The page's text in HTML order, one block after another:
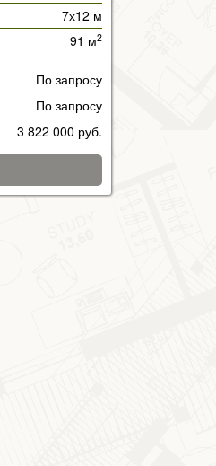
7х12 м
91 м2
По запросу
По запросу
3 822 000 руб.